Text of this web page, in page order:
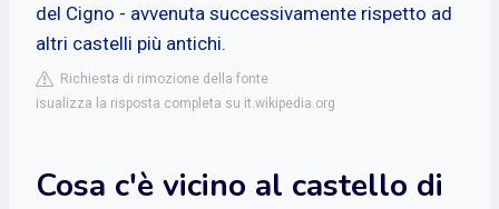
del Cigno - avvenuta successivamente rispetto ad
altri castelli più antichi.
Richiesta di rimozione della fonte
isualizza la risposta completa su it.wikipedia.org
Cosa c'è vicino al castello di